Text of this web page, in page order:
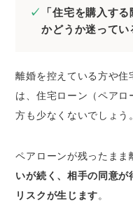
2.相手の同意
3.相手が返済
4.片方に重い
5.オーバーロ
続けなくては
7.契約違反を
己破産をせざ
「住宅を購入す
かどうか迷ってい
離婚を控えている方や住
は、住宅ローン（ペアロ
方も少なくないでしょう。
ペアローンが残ったまま
いが続く、相手の同意
リスクが生じます。